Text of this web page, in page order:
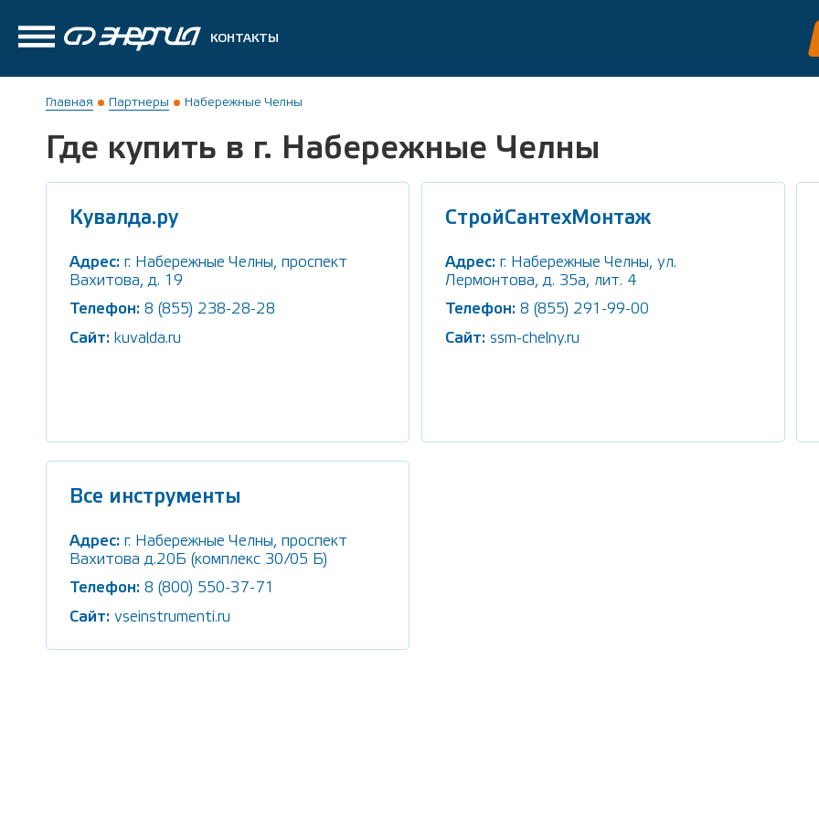
КОНТАКТЫ
Главная Партнеры Набережные Челны
Где купить в г. Набережные Челны
Кувалда.ру
Адрес: г. Набережные Челны, проспект
Вахитова, д. 19
Телефон: 8 (855) 238-28-28
Сайт: kuvalda.ru
СтройСантехМонтаж
Адрес: г. Набережные Челны, ул.
Лермонтова, д. 35а, лит. 4
Телефон: 8 (855) 291-99-00
Сайт: ssm-chelny.ru
Все инструменты
Адрес: г. Набережные Челны, проспект
Вахитова д.20Б (комплекс 30/05 Б)
Телефон: 8 (800) 550-37-71
Сайт: vseinstrumenti.ru